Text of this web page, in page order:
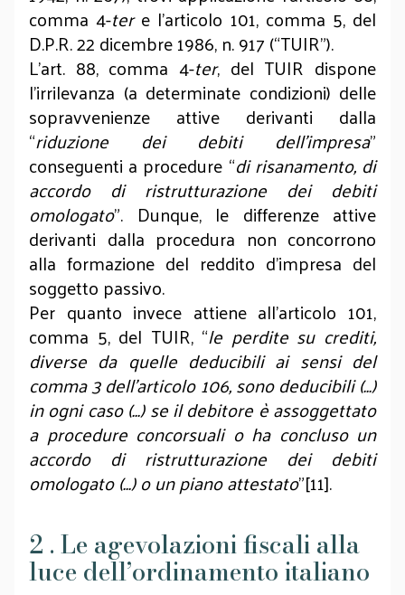
comma 4-tere l’articolo 101, comma 5, del
D.P.R. 22 dicembre 1986, n. 917 (“TUIR”).
L’art. 88, comma 4-ter, del TUIR dispone
l’irrilevanza (a determinate condizioni) delle
sopravvenienze attive derivanti dalla
“riduzione dei debiti dell’impresa”
conseguenti a procedure “di risanamento, di
accordo di ristrutturazione dei debiti
omologato”. Dunque, le differenze attive
derivanti dalla procedura non concorrono
alla formazione del reddito d’impresa del
soggetto passivo.
Per quanto invece attiene all’articolo 101,
comma 5, del TUIR, “le perdite su crediti,
diverse da quelle deducibili ai sensi del
comma 3 dell’articolo 106, sono deducibili (...)
in ogni caso (...) se il debitore è assoggettato
a procedure concorsuali o ha concluso un
accordo di ristrutturazione dei debiti
omologato (...) o un piano attestato”[11].
2 . Le agevolazioni fiscali alla
luce dell’ordinamento italiano